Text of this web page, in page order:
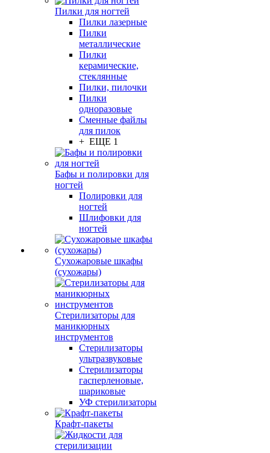
Пилки для ногтей
Пилки лазерные
Пилки
металлические
Пилки
керамические,
стеклянные
Пилки, пилочки
Пилки
одноразовые
Сменные файлы
для пилок
+ ЕЩЕ 1
Бафы и полировки для
ногтей
Полировки для
ногтей
Шлифовки для
ногтей
Сухожаровые шкафы
(сухожары)
Стерилизаторы для
маникюрных
инструментов
Стерилизаторы
ультразвуковые
Стерилизаторы
гасперленовые,
шариковые
УФ стерилизаторы
Крафт-пакеты